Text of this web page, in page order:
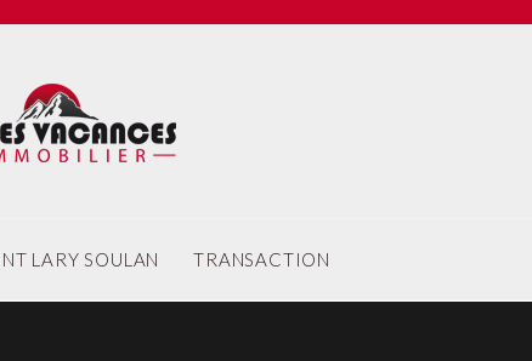
LARY SOULAN TRANSACTION